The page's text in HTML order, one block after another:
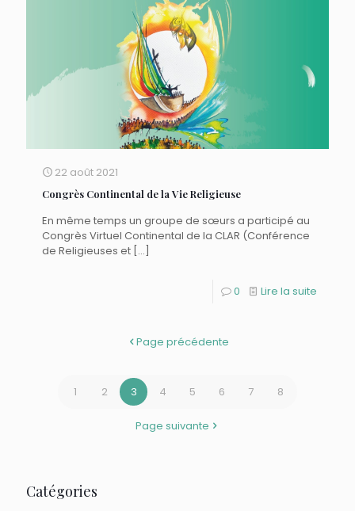
22 août 2021
Congrès Continental de la Vie Religieuse
En même temps un groupe de sœurs a participé au
Congrès Virtuel Continental de la CLAR (Conférence
de Religieuses et […]
0 Lire la suite
Page précédente
1 2 3 4 5 6 7 8
Page suivante
Catégories